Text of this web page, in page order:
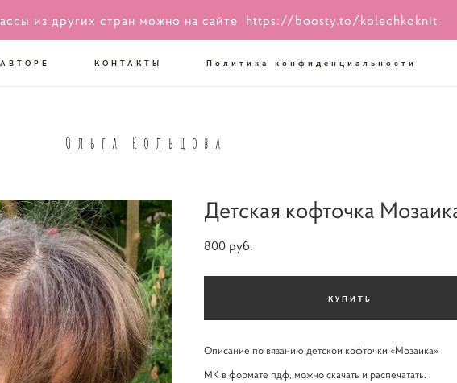
из других стран можно на сайте https://boosty.to/kolechkoknit
КОНТАКТЫ Политика конфиденциальности
Ольга Кольцова
Детская кофточка
800 pуб.
КУПИТЬ
Описание по вязанию детской кофточки «Мозаика»
МК в формате пдф, можно скачать и распечатать.